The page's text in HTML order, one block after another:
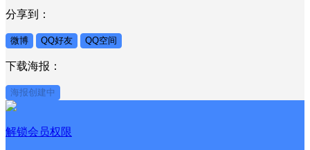
分享到：
微博 QQ好友 QQ空间
下载海报：
海报创建中
解锁会员权限